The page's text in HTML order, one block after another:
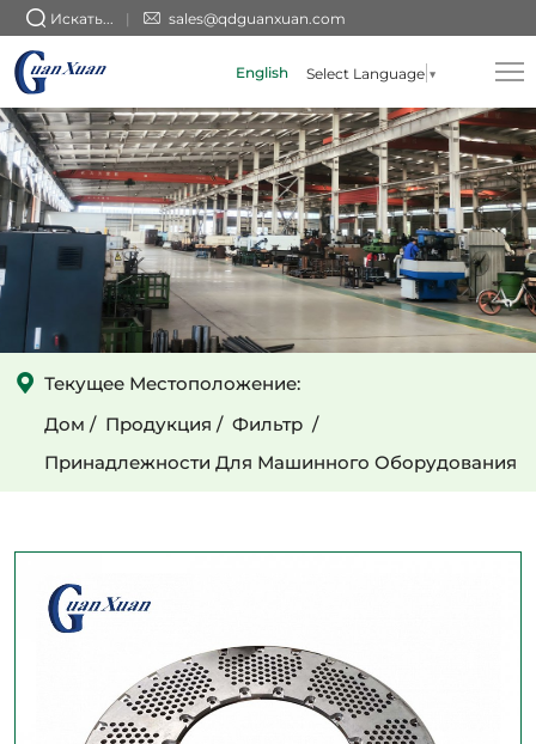
Искать... sales@qdguanxuan.com
English Select Language ▼
Оптовый
высококачественный
винтовой
пресс
для
перфорированного
листа
из
нержавеющей
стали
Текущее Местоположение:
Дом
Продукция
Фильтр
Принадлежности Для Машинного Оборудования